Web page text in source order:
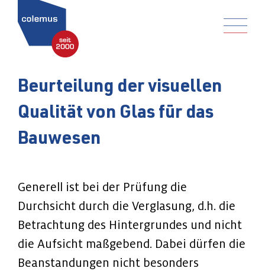
Beurteilung der visuellen
Qualität von Glas für das
Bauwesen
Generell ist bei der Prüfung die
Durchsicht durch die Verglasung, d.h. die
Betrachtung des Hintergrundes und nicht
die Aufsicht maßgebend. Dabei dürfen die
Beanstandungen nicht besonders